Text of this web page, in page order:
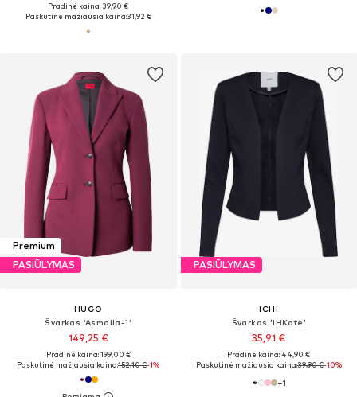
Pradinė kaina: 39,90 €
Paskutinė mažiausia kaina:31,92 €
Premium
PASIŪLYMAS
HUGO
Švarkas 'Asmalla-1'
149,25 €
Pradinė kaina: 199,00 €
Paskutinė mažiausia kaina:152,10 €-1%
PASIŪLYMAS
ICHI
Švarkas 'IHKate'
35,91 €
Pradinė kaina: 44,90 €
Paskutinė mažiausia kaina:39,90 €-10%
+1